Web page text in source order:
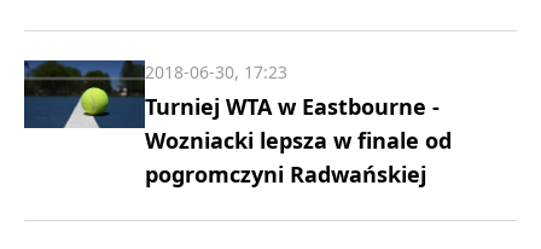
Turniej WTA w Eastbourne -
Wozniacki lepsza w finale od
pogromczyni Radwańskiej
2018-06-30, 17:23